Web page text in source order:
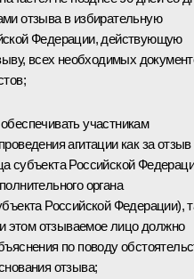
отзыва в избирательную
Федерации, действующую
всех необходимых
участникам
агитации как за отзыв
субъекта Российской
органа
Российской Федерации),
этом отзываемое лицо должно
по поводу
отзыва;